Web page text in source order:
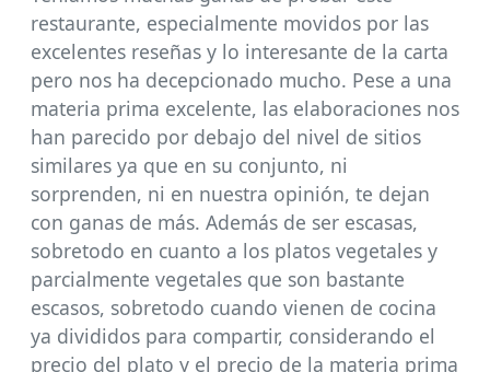
restaurante, especialmente movidos por las
excelentes reseñas y lo interesante de la carta
pero nos ha decepcionado mucho. Pese a una
materia prima excelente, las elaboraciones nos
han parecido por debajo del nivel de sitios
similares ya que en su conjunto, ni
sorprenden, ni en nuestra opinión, te dejan
con ganas de más. Además de ser escasas,
sobretodo en cuanto a los platos vegetales y
parcialmente vegetales que son bastante
escasos, sobretodo cuando vienen de cocina
ya divididos para compartir, considerando el
precio del plato y el precio de la materia prima